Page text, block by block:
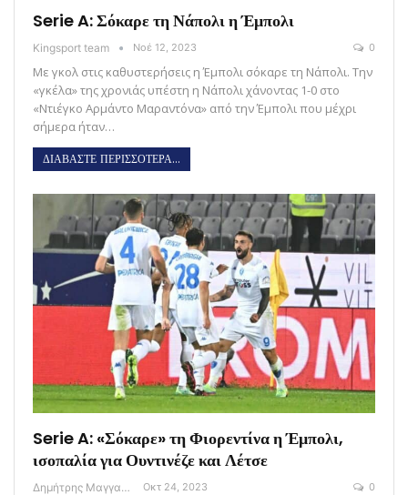
Serie A: Σόκαρε τη Νάπολι η Έμπολι
Kingsport team Νοέ 12, 2023 0
Με γκολ στις καθυστερήσεις η Έμπολι σόκαρε τη Νάπολι. Την
«γκέλα» της χρονιάς υπέστη η Νάπολι χάνοντας 1-0 στο
«Ντιέγκο Αρμάντο Μαραντόνα» από την Έμπολι που μέχρι
σήμερα ήταν…
ΔΙΑΒΑΣΤΕ ΠΕΡΙΣΣΟΤΕΡΑ...
Serie A: «Σόκαρε» τη Φιορεντίνα η Έμπολι,
ισοπαλία για Ουντινέζε και Λέτσε
Δημήτρης Μαγγανάρης Οκτ 24, 2023 0